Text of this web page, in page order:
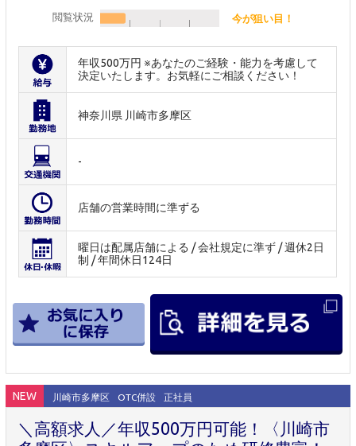
閲覧状況 今が狙い目！
年収500万円 ※あなたのご経験・能力を考慮して
決定いたします。お気軽にご相談ください！
神奈川県 川崎市多摩区
-
店舗の営業時間に準ずる
曜日は配属店舗による / 会社規定に準ず / 週休2日
制 / 年間休日124日
NEW 川崎市多摩区 OTC併設 正社員
＼高額求人／年収500万円可能！〈川崎市